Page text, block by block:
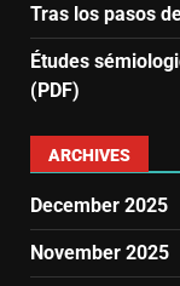
Tras los pasos
Études
(PDF)
ARCHIVES
December 2025
November 2025